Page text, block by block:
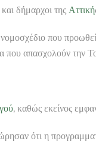
δήμαρχοι της Αττική
που
απασχολούν την
, καθώς εκείνος
ότι η